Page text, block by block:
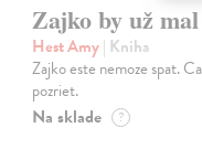
Zajko by už
Hest Amy| Kniha
Zajko este nemoze spat.
pozriet.
Na sklade ?